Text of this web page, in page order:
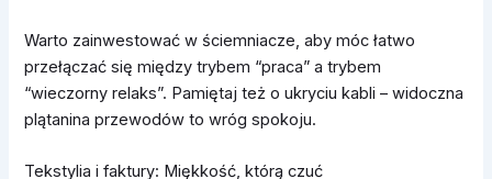
Warto zainwestować w ściemniacze, aby móc łatwo
przełączać się między trybem “praca” a trybem
“wieczorny relaks”. Pamiętaj też o ukryciu kabli – widoczna
plątanina przewodów to wróg spokoju.
Tekstylia i faktury: Miękkość, którą czuć